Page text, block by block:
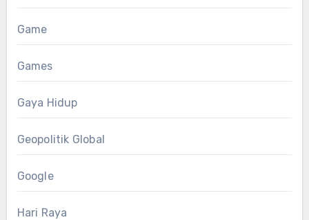
Game
Games
Gaya Hidup
Geopolitik Global
Google
Hari Raya